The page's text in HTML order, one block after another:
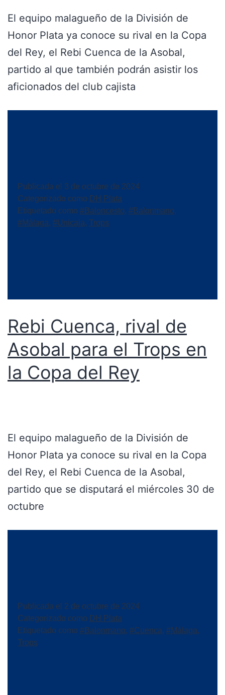
El equipo malagueño de la División de
Honor Plata ya conoce su rival en la Copa
del Rey, el Rebi Cuenca de la Asobal,
partido al que también podrán asistir los
aficionados del club cajista
Publicada el 3 de octubre de 2024
Categorizado como DH Plata
Etiquetado como #Baloncesto, #Balonmano,
#Málaga, #Unicaja, Trops
Rebi Cuenca, rival de
Asobal para el Trops en
la Copa del Rey
El equipo malagueño de la División de
Honor Plata ya conoce su rival en la Copa
del Rey, el Rebi Cuenca de la Asobal,
partido que se disputará el miércoles 30 de
octubre
Publicada el 2 de octubre de 2024
Categorizado como DH Plata
Etiquetado como #Balonmano, #Cuenca, #Málaga,
Trops